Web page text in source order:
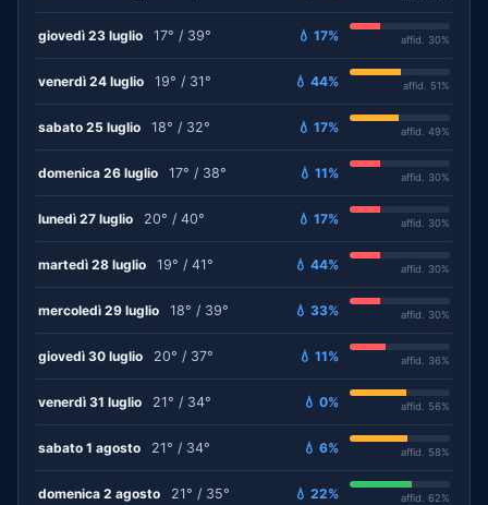
giovedì 23 luglio 17° / 39° 💧 17% affid. 30%
venerdì 24 luglio 19° / 31° 💧 44% affid. 51%
sabato 25 luglio 18° / 32° 💧 17% affid. 49%
domenica 26 luglio 17° / 38° 💧 11% affid. 30%
lunedì 27 luglio 20° / 40° 💧 17% affid. 30%
martedì 28 luglio 19° / 41° 💧 44% affid. 30%
mercoledì 29 luglio 18° / 39° 💧 33% affid. 30%
giovedì 30 luglio 20° / 37° 💧 11% affid. 36%
venerdì 31 luglio 21° / 34° 💧 0% affid. 56%
sabato 1 agosto 21° / 34° 💧 6% affid. 58%
domenica 2 agosto 21° / 35° 💧 22% affid. 62%